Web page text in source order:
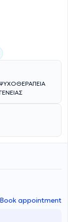
Book appointment